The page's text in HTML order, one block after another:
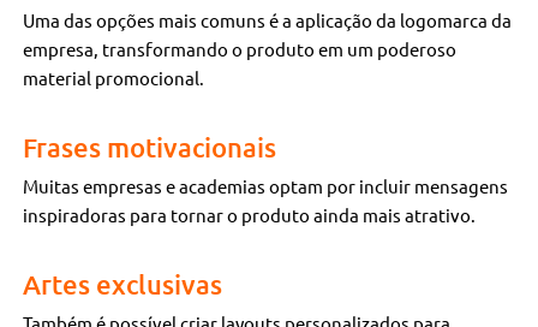
Uma das opções mais comuns é a aplicação da logomarca da
empresa, transformando o produto em um poderoso
material promocional.
Frases motivacionais
Muitas empresas e academias optam por incluir mensagens
inspiradoras para tornar o produto ainda mais atrativo.
Artes exclusivas